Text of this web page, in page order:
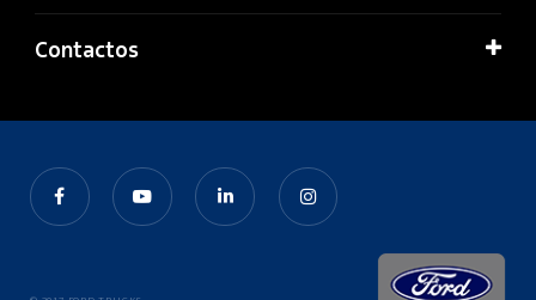
Contactos